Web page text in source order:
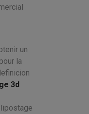
un
la
3d